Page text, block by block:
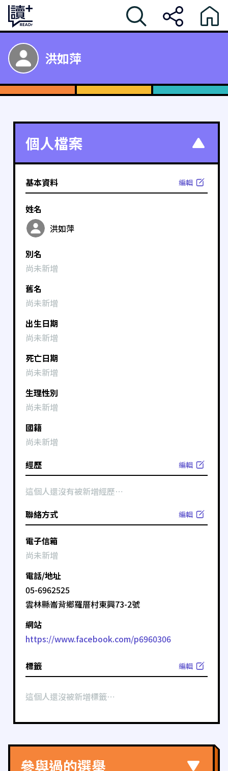
洪如萍
個人檔案
基本資料 編輯
姓名
洪如萍
別名
尚未新增
舊名
尚未新增
出生日期
尚未新增
死亡日期
尚未新增
生理性別
尚未新增
國籍
尚未新增
經歷
編輯
這個人還沒有被新增經歷⋯
聯絡方式
編輯
電子信箱
尚未新增
電話/地址
05-6962525
雲林縣崙背鄉羅厝村東興73-2號
網站
https://www.facebook.com/p6960306
標籤 編輯
這個人還沒被新增標籤⋯
參與過的選舉